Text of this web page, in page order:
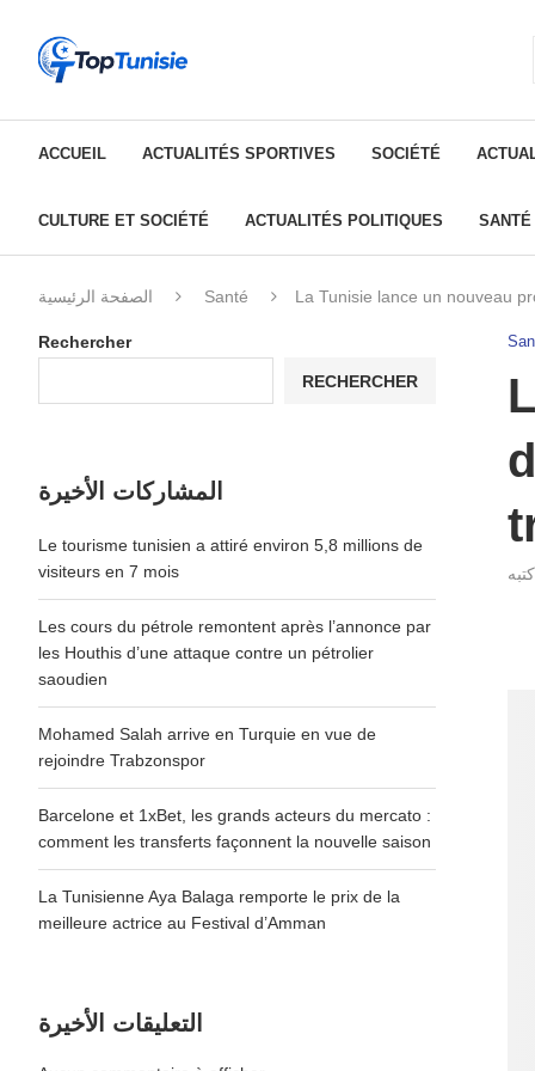
ACCUEIL ACTUALITÉS SPORTIVES SOCIÉTÉ
CULTURE ET SOCIÉTÉ ACTUALITÉS POLITIQUES SANTÉ
الصفحة الرئيسية Santé La Tunisie lance un nouveau
كتبه
Rechercher
RECHERCHER
المشاركات الأخيرة
Le tourisme tunisien a attiré environ 5,8 millions de
visiteurs en 7 mois
Les cours du pétrole remontent après l’annonce par
les Houthis d’une attaque contre un pétrolier
saoudien
Mohamed Salah arrive en Turquie en vue de
rejoindre Trabzonspor
Barcelone et 1xBet, les grands acteurs du mercato :
comment les transferts façonnent la nouvelle saison
La Tunisienne Aya Balaga remporte le prix de la
meilleure actrice au Festival d’Amman
التعليقات الأخيرة